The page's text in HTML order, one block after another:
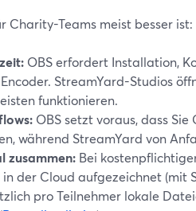
Charity-Teams meist besser ist:
OBS erfordert Installation,
StreamYard-Studios
funktionieren.
OBS setzt voraus, dass
während StreamYard von
zusammen: Bei
der Cloud aufgezeichnet (mit
pro Teilnehmer lokale